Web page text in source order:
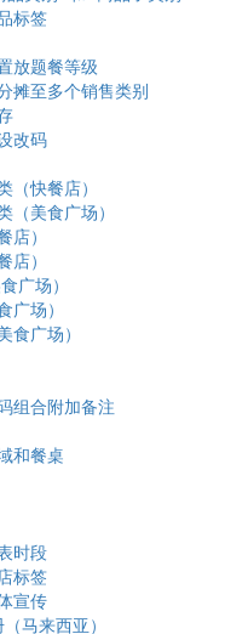
标签
放题餐等级
摊至多个销售类别
改码
（快餐店）
（美食广场）
店）
店）
广场）
广场）
食广场）
组合附加备注
和餐桌
时段
标签
宣传
马来西亚）